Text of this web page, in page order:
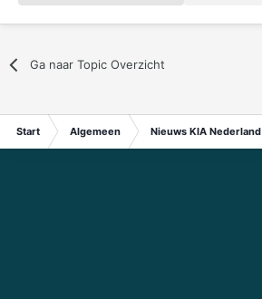
Ga naar Topic Overzicht
Start Algemeen Nieuws KIA Nederland